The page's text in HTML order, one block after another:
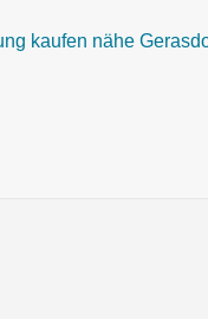
kaufen nähe